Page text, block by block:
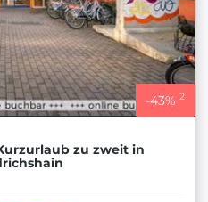
-43% 2
zu zweit in